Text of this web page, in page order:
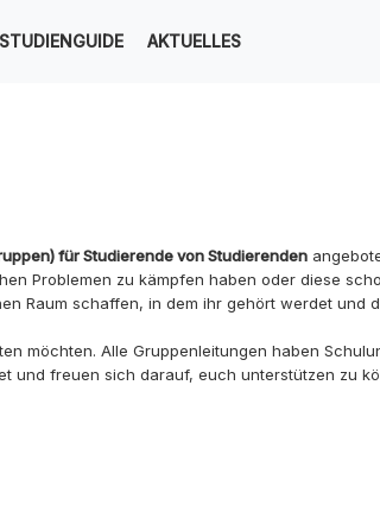
STUDIENGUIDE AKTUELLES
für Studierende von Studierenden
Problemen zu kämpfen haben oder diese
Raum schaffen, in dem ihr gehört werdet und
möchten. Alle Gruppenleitungen haben
und freuen sich darauf, euch unterstützen zu